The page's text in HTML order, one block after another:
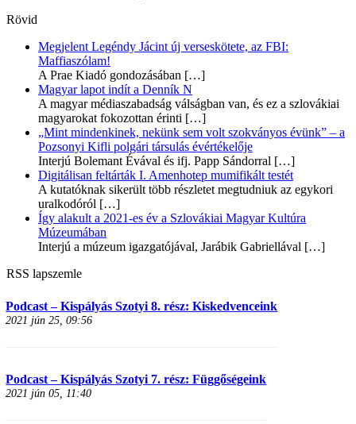
Rövid
Megjelent Legéndy Jácint új verseskötete, az FBI:
Maffiaszólam!
A Prae Kiadó gondozásában […]
Magyar lapot indít a Denník N
A magyar médiaszabadság válságban van, és ez a szlovákiai
magyarokat fokozottan érinti […]
„Mint mindenkinek, nekünk sem volt szokványos évünk” – a
Pozsonyi Kifli polgári társulás évértékelője
Interjú Bolemant Évával és ifj. Papp Sándorral […]
Digitálisan feltárták I. Amenhotep mumifikált testét
A kutatóknak sikerült több részletet megtudniuk az egykori
uralkodóról […]
Így alakult a 2021-es év a Szlovákiai Magyar Kultúra
Múzeumában
Interjú a múzeum igazgatójával, Jarábik Gabriellával […]
RSS lapszemle
Podcast – Kispályás Szotyi 8. rész: Kiskedvenceink
2021 jún 25, 09:56
Podcast – Kispályás Szotyi 7. rész: Függőségeink
2021 jún 05, 11:40